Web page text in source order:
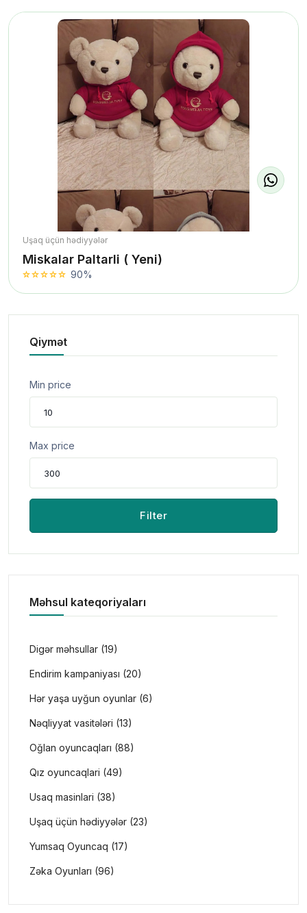
Uşaq üçün hədiyyələr
Miskalar Paltarli ( Yeni)
90%
Qiymət
Min price
Max price
Filter
Məhsul kateqoriyaları
Digər məhsullar (19)
Endirim kampaniyası (20)
Hər yaşa uyğun oyunlar (6)
Nəqliyyat vasitələri (13)
Oğlan oyuncaqları (88)
Qız oyuncaqlari (49)
Usaq masinlari (38)
Uşaq üçün hədiyyələr (23)
Yumsaq Oyuncaq (17)
Zəka Oyunları (96)